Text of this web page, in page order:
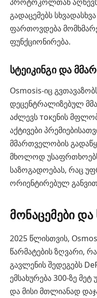
გადაცემებს
ფართოვდება
ფუნქციონირება.
სტეიკინგი და
Osmosis-იც
დეცენტრალიზებულ
აძლევს токენის
აქტივები
მმართველობის
მხოლოდ
საზოგადოებას, რაც
ორიენტირებულ
მონაცემები
2025 წლისთვის,
წარმატების ზღვარი,
გავლენის შედეგებს
ემსახურება 300-ზე
და მისი მთლიანად